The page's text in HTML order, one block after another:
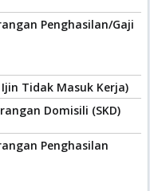
Penghasilan/Gaji
Tidak Masuk Kerja)
Domisili (SKD)
Penghasilan